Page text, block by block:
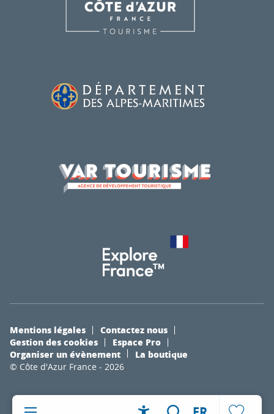
© Côte d'Azur France - 2026
Mentions légales
Contactez nous
Gestion des cookies
Espace Pro
Organiser un évènement
La boutique